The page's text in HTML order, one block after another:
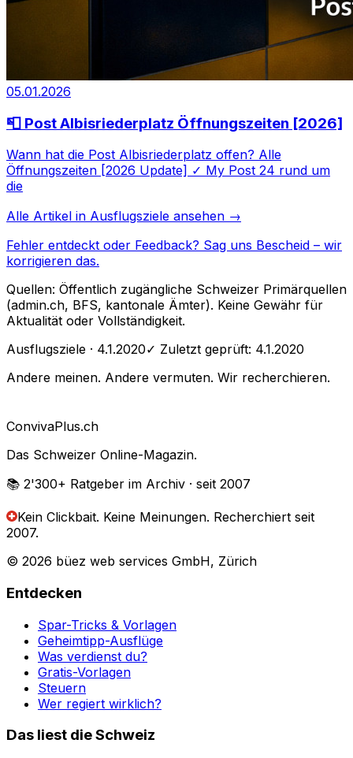
05.01.2026
📮 Post Albisriederplatz Öffnungszeiten [2026]
Wann hat die Post Albisriederplatz offen? Alle
Öffnungszeiten [2026 Update] ✓ My Post 24 rund um
die
Alle Artikel in Ausflugsziele ansehen →
Fehler entdeckt oder Feedback? Sag uns Bescheid – wir
korrigieren das.
Quellen: Öffentlich zugängliche Schweizer Primärquellen
(admin.ch, BFS, kantonale Ämter). Keine Gewähr für
Aktualität oder Vollständigkeit.
Ausflugsziele · 4.1.2020✓ Zuletzt geprüft: 4.1.2020
Andere meinen. Andere vermuten. Wir recherchieren.
ConvivaPlus.ch
Das Schweizer Online-Magazin.
📚 2'300+ Ratgeber im Archiv · seit 2007
Kein Clickbait. Keine Meinungen. Recherchiert seit
2007.
© 2026 büez web services GmbH, Zürich
Entdecken
Spar-Tricks & Vorlagen
Geheimtipp-Ausflüge
Was verdienst du?
Gratis-Vorlagen
Steuern
Wer regiert wirklich?
Das liest die Schweiz